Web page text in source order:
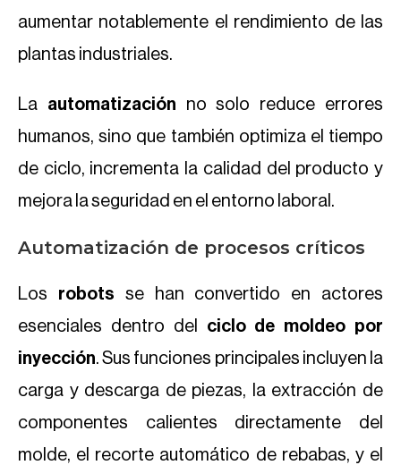
aumentar notablemente el rendimiento de las
plantas industriales.
La automatización no solo reduce errores
humanos, sino que también optimiza el tiempo
de ciclo, incrementa la calidad del producto y
mejora la seguridad en el entorno laboral.
Automatización de procesos críticos
Los robots se han convertido en actores
esenciales dentro del
ciclo de moldeo por
inyección. Sus funciones principales incluyen la
carga y descarga de piezas, la extracción de
componentes calientes directamente del
molde, el recorte automático de rebabas, y el